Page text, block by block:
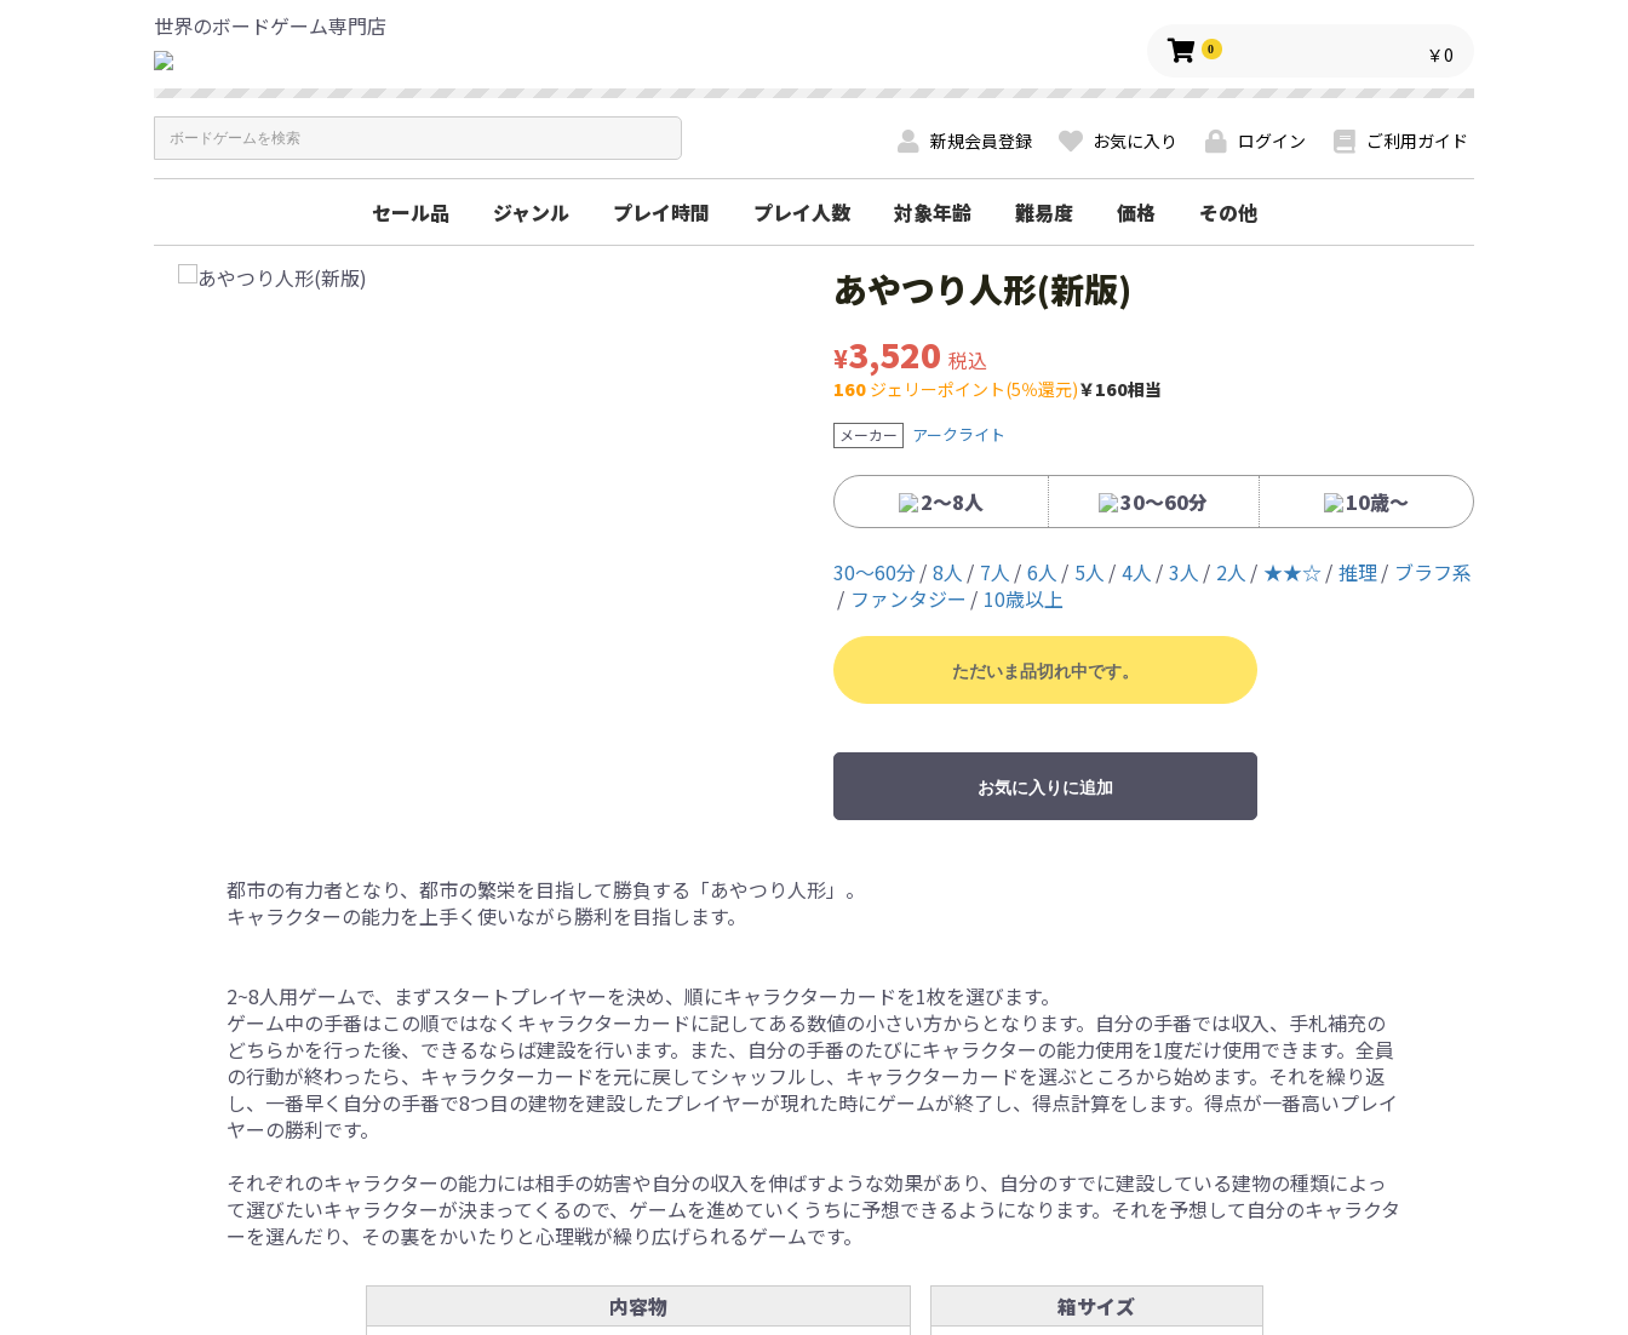
世界のボードゲーム専門店
0 ￥0
新規会員登録 お気に入り ログイン ご利用ガイド
セール品 ジャンル プレイ時間 プレイ人数 対象年齢 難易度 価格 その他
あやつり人形(新版)
¥3,520 税込
160 ジェリーポイント(5％還元)￥160相当
メーカー アークライト
2〜8人 30〜60分 10歳〜
30〜60分 8人 7人 6人 5人 4人 3人 2人 ★★☆ 推理
ブラフ系
ファンタジー
10歳以上
ただいま品切れ中です。
お気に入りに追加
都市の有力者となり、都市の繁栄を目指して勝負する「あやつり人形」。
キャラクターの能力を上手く使いながら勝利を目指します。
2~8人用ゲームで、まずスタートプレイヤーを決め、順にキャラクターカードを1枚を選びます。
ゲーム中の手番はこの順ではなくキャラクターカードに記してある数値の小さい方からとなります。自分の手番では収入、手札補充の
どちらかを行った後、できるならば建設を行います。また、自分の手番のたびにキャラクターの能力使用を1度だけ使用できます。全員
の行動が終わったら、キャラクターカードを元に戻してシャッフルし、キャラクターカードを選ぶところから始めます。それを繰り返
し、一番早く自分の手番で8つ目の建物を建設したプレイヤーが現れた時にゲームが終了し、得点計算をします。得点が一番高いプレイ
ヤーの勝利です。
それぞれのキャラクターの能力には相手の妨害や自分の収入を伸ばすような効果があり、自分のすでに建設している建物の種類によっ
て選びたいキャラクターが決まってくるので、ゲームを進めていくうちに予想できるようになります。それを予想して自分のキャラクタ
ーを選んだり、その裏をかいたりと心理戦が繰り広げられるゲームです。
内容物
箱サイズ